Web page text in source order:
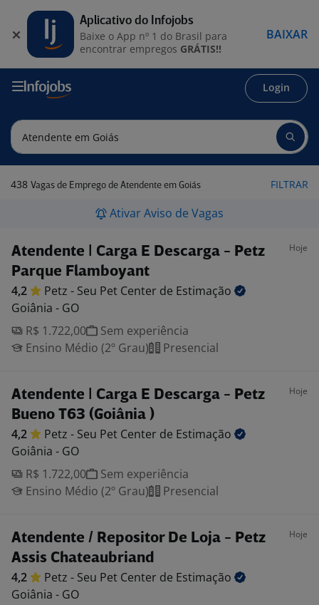
Login
438 Vagas de Emprego de Atendente em Goiás FILTRAR
Ativar Aviso de Vagas
Atendente | Carga E Descarga - Petz
Parque Flamboyant
Hoje
4,2 Petz - Seu Pet Center de Estimação
Goiânia - GO
R$ 1.722,00
Sem experiência
Ensino Médio (2º Grau)
Presencial
Atendente | Carga E Descarga - Petz
Bueno T63 (Goiânia )
Hoje
4,2 Petz - Seu Pet Center de Estimação
Goiânia - GO
R$ 1.722,00
Sem experiência
Ensino Médio (2º Grau)
Presencial
Atendente / Repositor De Loja - Petz
Assis Chateaubriand
Hoje
4,2 Petz - Seu Pet Center de Estimação
Goiânia - GO
Aplicativo do Infojobs
Baixe o App nº 1 do Brasil para
encontrar empregos GRÁTIS!!
BAIXAR